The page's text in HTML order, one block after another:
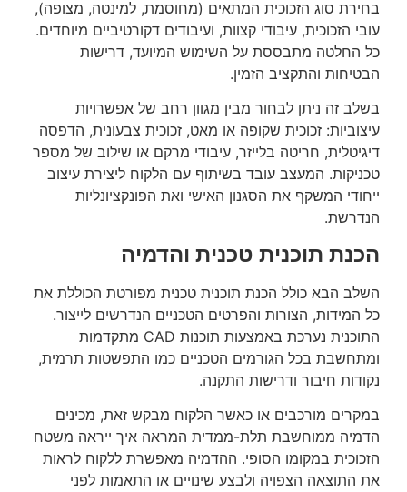
בחירת סוג הזכוכית המתאים (מחוסמת, למינטה, מצופה),
עובי הזכוכית, עיבודי קצוות, ועיבודים דקורטיביים מיוחדים.
כל החלטה מתבססת על השימוש המיועד, דרישות
הבטיחות והתקציב הזמין.
בשלב זה ניתן לבחור מבין מגוון רחב של אפשרויות
עיצוביות: זכוכית שקופה או מאט, זכוכית צבעונית, הדפסה
דיגיטלית, חריטה בלייזר, עיבודי מרקם או שילוב של מספר
טכניקות. המעצב עובד בשיתוף עם הלקוח ליצירת עיצוב
ייחודי המשקף את הסגנון האישי ואת הפונקציונליות
הנדרשת.
הכנת תוכנית טכנית והדמיה
השלב הבא כולל הכנת תוכנית טכנית מפורטת הכוללת את
כל המידות, הצורות והפרטים הטכניים הנדרשים לייצור.
התוכנית נערכת באמצעות תוכנות CAD מתקדמות
ומתחשבת בכל הגורמים הטכניים כמו התפשטות תרמית,
נקודות חיבור ודרישות התקנה.
במקרים מורכבים או כאשר הלקוח מבקש זאת, מכינים
הדמיה ממוחשבת תלת-ממדית המראה איך ייראה משטח
הזכוכית במקומו הסופי. ההדמיה מאפשרת ללקוח לראות
את התוצאה הצפויה ולבצע שינויים או התאמות לפני